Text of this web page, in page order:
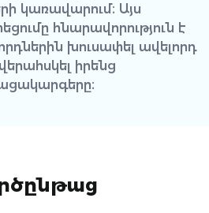
կառավարում։ Այս
հնարավորություն է
խուսափել ավելորդ
իրենց